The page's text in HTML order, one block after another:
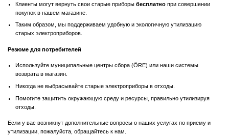
Клиенты могут вернуть свои старые приборы бесплатно при совершении
покупок в нашем магазине.
Таким образом, мы поддерживаем удобную и экологичную утилизацию
старых электроприборов.
Резюме для потребителей
Используйте муниципальные центры сбора (ÖRE) или наши системы
возврата в магазин.
Никогда не выбрасывайте старые электроприборы в отходы.
Помогите защитить окружающую среду и ресурсы, правильно утилизируя
отходы.
Если у вас возникнут дополнительные вопросы о наших услугах по приему и
утилизации, пожалуйста, обращайтесь к нам.